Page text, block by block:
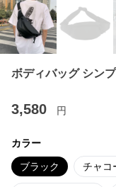
ボディバッグ シン
3,580 円
カラー
ブラック チャコ